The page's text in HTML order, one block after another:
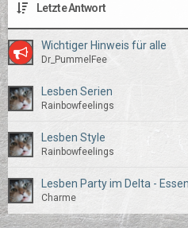
Letzte Antwort
Wichtiger Hinweis für alle
Dr_PummelFee
Lesben Serien
Rainbowfeelings
Lesben Style
Rainbowfeelings
Lesben Party im Delta -
Charme